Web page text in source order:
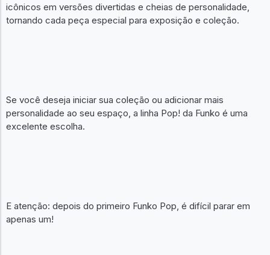
icônicos em versões divertidas e cheias de personalidade,
tornando cada peça especial para exposição e coleção.
Se você deseja iniciar sua coleção ou adicionar mais
personalidade ao seu espaço, a linha Pop! da Funko é uma
excelente escolha.
E atenção: depois do primeiro Funko Pop, é difícil parar em
apenas um!